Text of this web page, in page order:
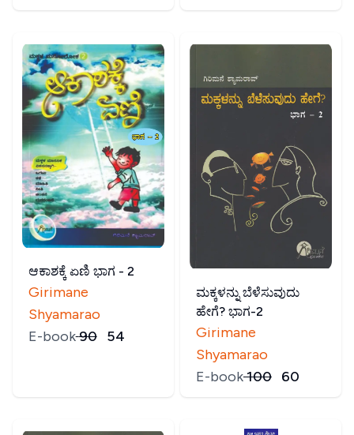
ಆಕಾಶಕ್ಕೆ ಏಣಿ ಭಾಗ - 2
Girimane
Shyamarao
E-book₹90 54
ಮಕ್ಕಳನ್ನು ಬೆಳೆಸುವುದು
ಹೇಗೆ? ಭಾಗ-2
Girimane
Shyamarao
E-book₹100 60